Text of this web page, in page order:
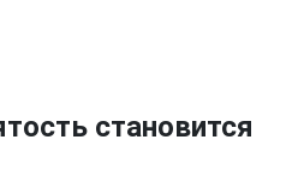
становится